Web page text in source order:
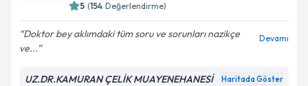
5 (154 Değerlendirme)
Doktor bey aklımdaki tüm soru ve sorunları nazikçe
ve...
Devamı
UZ.DR.KAMURAN ÇELİK MUAYENEHANESİ Haritada Göster